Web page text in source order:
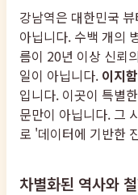
강남역은 대한민국
아닙니다. 수백 개의
름이 20년 이상 신뢰
일이 아닙니다. 이지
입니다. 이곳이 특별
문만이 아닙니다. 그
로 '데이터에 기반한
차별화된 역사와